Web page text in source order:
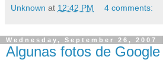
Unknown at 12:42 PM 4 comments:
Wednesday, September 26, 2007
Algunas fotos de Google